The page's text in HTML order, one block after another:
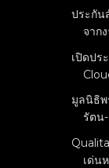
ประกัน
จาก
เปิดปร
มูลนิธิ
รัตน
เด่น